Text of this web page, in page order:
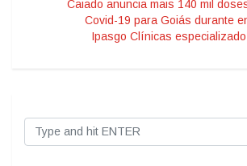
Caiado anuncia mais 140 mil
Covid-19 para Goiás durante
Ipasgo Clínicas